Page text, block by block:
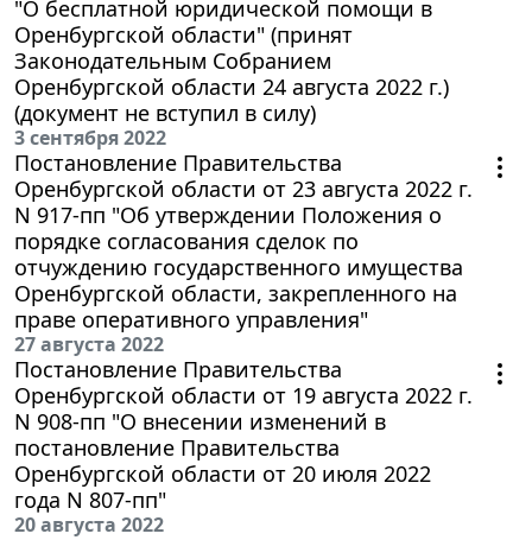
"О бесплатной юридической помощи в
Оренбургской области" (принят
Законодательным Собранием
Оренбургской области 24 августа 2022 г.)
(документ не вступил в силу)
3 сентября 2022
Постановление Правительства
Оренбургской области от 23 августа 2022 г.
N 917-пп "Об утверждении Положения о
порядке согласования сделок по
отчуждению государственного имущества
Оренбургской области, закрепленного на
праве оперативного управления"
27 августа 2022
Постановление Правительства
Оренбургской области от 19 августа 2022 г.
N 908-пп "О внесении изменений в
постановление Правительства
Оренбургской области от 20 июля 2022
года N 807-пп"
20 августа 2022